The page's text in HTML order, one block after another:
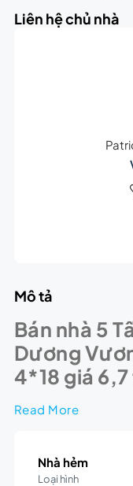
Liên hệ chủ nhà
Mô tả
Bán nhà 5
Dương
4*18 giá
Read More
Nhà hẻm
Loại hình